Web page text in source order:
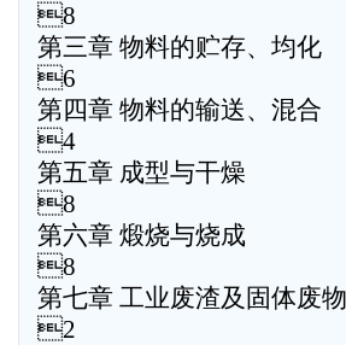
8
第三章 物料的贮存、均化
6
第四章 物料的输送、混合
4
第五章 成型与干燥
8
第六章 煅烧与烧成
8
第七章 工业废渣及固体废
2